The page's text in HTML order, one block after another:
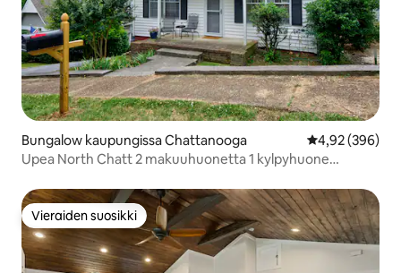
Bungalow kaupungissa Chattanooga
4,92 (396)
Upea North Chatt 2 makuuhuonetta 1 kylpyhuone
Vieraiden suosikki
Vieraiden suosikki